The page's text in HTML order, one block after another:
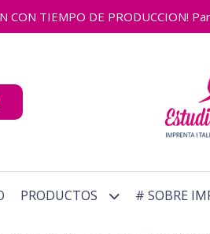
CON TIEMPO DE
PRODUCTOS # SOBRE